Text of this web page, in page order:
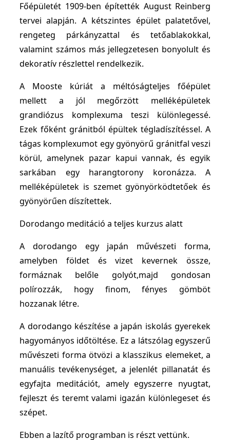
Főépületét 1909-ben építették August Reinberg
tervei alapján. A kétszintes épület palatetővel,
rengeteg párkányzattal és tetőablakokkal,
valamint számos más jellegzetesen bonyolult és
dekoratív részlettel rendelkezik.
A Mooste kúriát a méltóságteljes főépület
mellett a jól megőrzött melléképületek
grandiózus komplexuma teszi különlegessé.
Ezek főként gránitból épültek tégladíszítéssel. A
tágas komplexumot egy gyönyörű gránitfal veszi
körül, amelynek pazar kapui vannak, és egyik
sarkában egy harangtorony koronázza. A
melléképületek is szemet gyönyörködtetőek és
gyönyörűen díszítettek.
Dorodango meditáció a teljes kurzus alatt
A dorodango egy japán művészeti forma,
amelyben földet és vizet kevernek össze,
formáznak belőle golyót,majd gondosan
polírozzák, hogy finom, fényes gömböt
hozzanak létre.
A dorodango készítése a japán iskolás gyerekek
hagyományos időtöltése. Ez a látszólag egyszerű
művészeti forma ötvözi a klasszikus elemeket, a
manuális tevékenységet, a jelenlét pillanatát és
egyfajta meditációt, amely egyszerre nyugtat,
fejleszt és teremt valami igazán különlegeset és
szépet.
Ebben a lazítő programban is részt vettünk.